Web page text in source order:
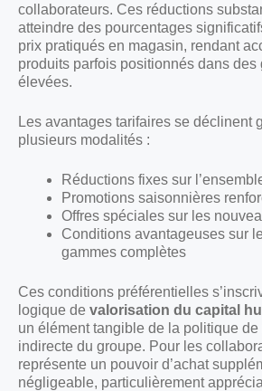
collaborateurs. Ces réductions
atteindre des pourcentages
prix pratiqués en magasin, rendant
produits parfois positionnés dans des
élevées.
Les avantages tarifaires se déclinent
plusieurs modalités :
Réductions fixes sur
Promotions saisonnières
Offres spéciales sur les
Conditions avantageuses sur
gammes complètes
Ces conditions préférentielles
logique de valorisation du capital
un élément tangible de la politique de
indirecte du groupe. Pour les
représente un pouvoir d’achat
négligeable, particulièrement